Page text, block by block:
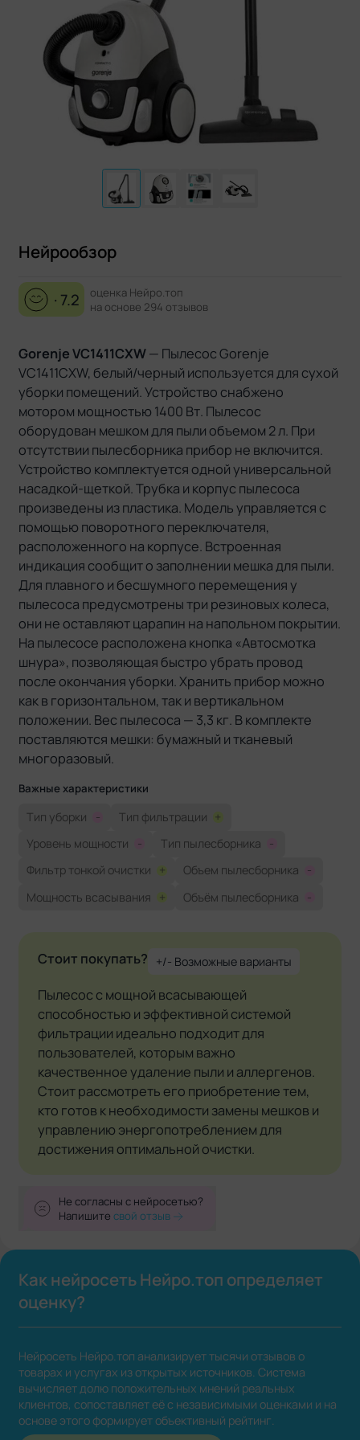
Нейрообзор
· 7.2
оценка Нейро.топ
на основе 294 отзывов
Gorenje VC1411CXW— Пылесос Gorenje
VC1411CXW, белый/черный используется для сухой
уборки помещений. Устройство снабжено
мотором мощностью 1400 Вт. Пылесос
оборудован мешком для пыли объемом 2 л. При
отсутствии пылесборника прибор не включится.
Устройство комплектуется одной универсальной
насадкой-щеткой. Трубка и корпус пылесоса
произведены из пластика. Модель управляется с
помощью поворотного переключателя,
расположенного на корпусе. Встроенная
индикация сообщит о заполнении мешка для пыли.
Для плавного и бесшумного перемещения у
пылесоса предусмотрены три резиновых колеса,
они не оставляют царапин на напольном покрытии.
На пылесосе расположена кнопка «Автосмотка
шнура», позволяющая быстро убрать провод
после окончания уборки. Хранить прибор можно
как в горизонтальном, так и вертикальном
положении. Вес пылесоса — 3,3 кг. В комплекте
поставляются мешки: бумажный и тканевый
многоразовый.
Важные характеристики
Тип уборки - Тип фильтрации +
Уровень мощности
- Тип пылесборника
-
Фильтр тонкой очистки + Объем пылесборника
-
Мощность всасывания + Объём пылесборника -
Стоит покупать? +/- Возможные варианты
Пылесос с мощной всасывающей
способностью и эффективной системой
фильтрации идеально подходит для
пользователей, которым важно
качественное удаление пыли и аллергенов.
Стоит рассмотреть его приобретение тем,
кто готов к необходимости замены мешков и
управлению энергопотреблением для
достижения оптимальной очистки.
Не согласны с нейросетью?
Напишитесвой отзыв
Как нейросеть Нейро.топ определяет
оценку?
Нейросеть Нейро.топ анализирует тысячи отзывов о
товарах и услугах из открытых источников. Система
вычисляет долю положительных мнений реальных
клиентов, сопоставляет её с независимыми оценками и на
основе этого формирует объективный рейтинг.